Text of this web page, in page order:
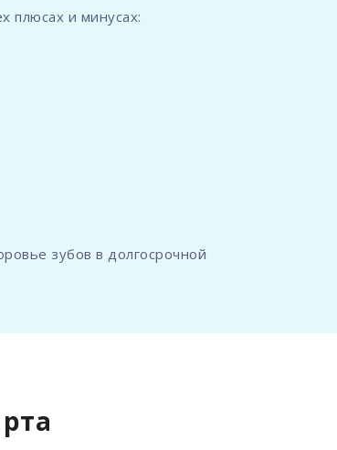
плюсах и минусах:
зубов в долгосрочной